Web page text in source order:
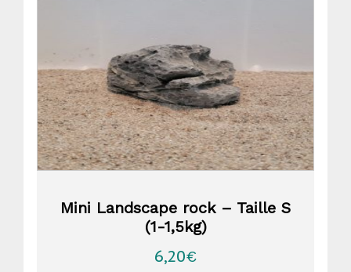
Mini Landscape rock – Taille S
(1-1,5kg)
6,20€